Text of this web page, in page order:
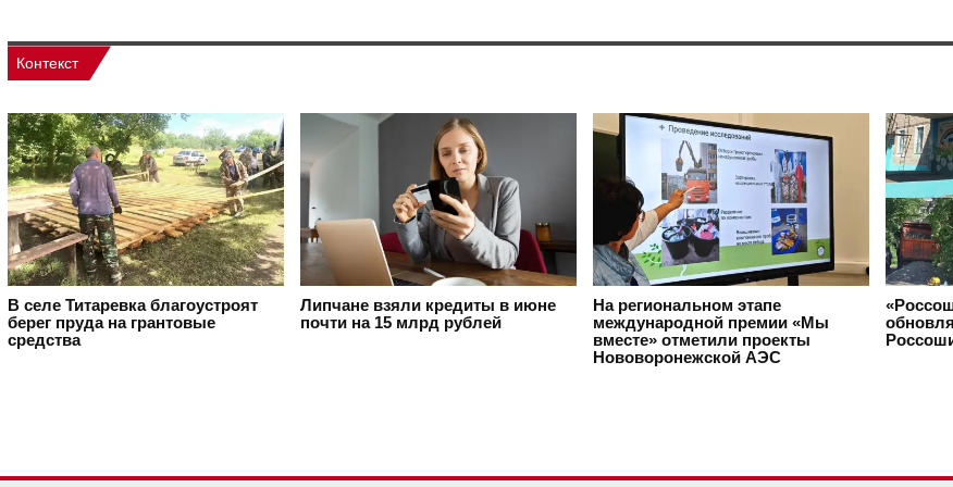
Контекст
В селе Титаревка благоустроят
берег пруда на грантовые
средства
Липчане взяли кредиты в июне
почти на 15 млрд рублей
На региональном этапе
международной премии «Мы
вместе» отметили проекты
Нововоронежской АЭС